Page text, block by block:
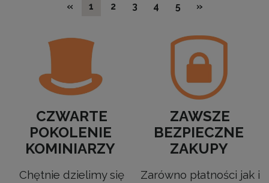
« 1 2 3 4 5 »
CZWARTE
POKOLENIE
KOMINIARZY
Chętnie dzielimy się
ZAWSZE
BEZPIECZNE
ZAKUPY
Zarówno płatności jak i